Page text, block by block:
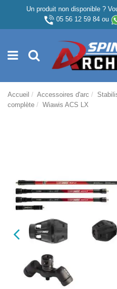
Un produit non disponible ?
05 56 12 59 84ou
Accueil Accessoires d'arc
complète
Wiawis ACS LX